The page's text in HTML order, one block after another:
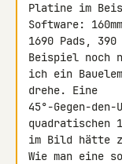
Platine im
Software:
1690 Pads,
Beispiel noch
ich ein
drehe. Eine
45°-Gegen-
quadratischen
im Bild hätte
Wie man eine